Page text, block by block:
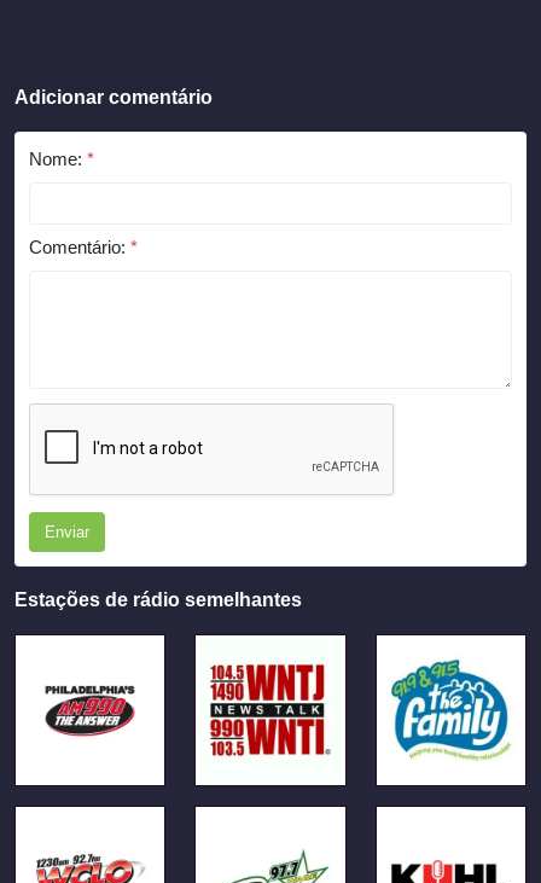
Adicionar comentário
Nome: *
Comentário: *
Enviar
Estações de rádio semelhantes